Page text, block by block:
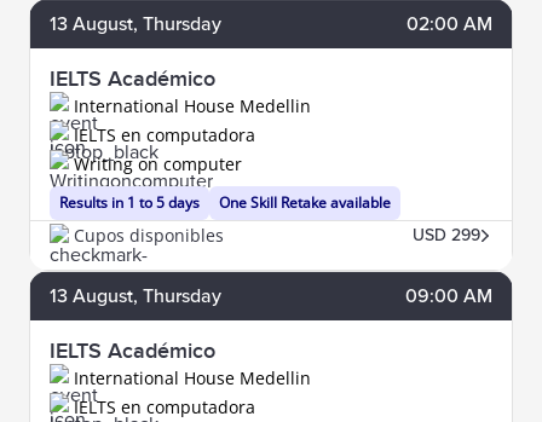
13 August, Thursday 02:00 AM
IELTS Académico
International House Medellin
Results in 1 to 5 days
IELTS en computadora
Writing on computer
One Skill Retake available
Cupos disponibles USD 299
13 August, Thursday 09:00 AM
IELTS Académico
International House Medellin
IELTS en computadora